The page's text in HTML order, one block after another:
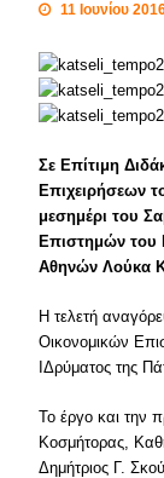
11 Ιουνίου
Σε Επίτιμη
Επιχειρήσεων
μεσημέρι του
Επιστημών του
Αθηνών Λούκα
Η τελετή
Οικονομικών
ΙΔρύματος της
Το έργο και την
Κοσμήτορας,
Δημήτριος Γ.